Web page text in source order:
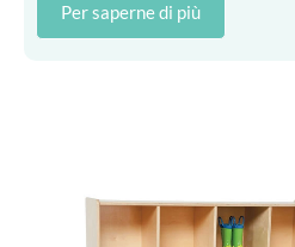
Per saperne di più